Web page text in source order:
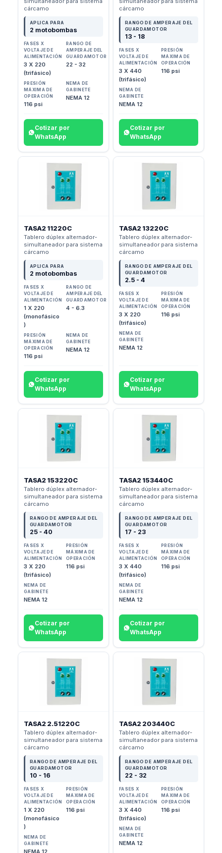
cárcamo
APLICA PARA
2 motobombas
FASES X
VOLTAJE DE
ALIMENTACIÓN
3 X 220
(trifásico)
RANGO DE
AMPERAJE DEL
GUARDAMOTOR
22 - 32
PRESIÓN
MÁXIMA DE
OPERACIÓN
116 psi
NEMA DE
GABINETE
NEMA 12
Cotizar por
WhatsApp
cárcamo
RANGO DE AMPERAJE DEL
GUARDAMOTOR
13 - 18
FASES X
VOLTAJE DE
ALIMENTACIÓN
3 X 440
(trifásico)
PRESIÓN
MÁXIMA DE
OPERACIÓN
116 psi
NEMA DE
GABINETE
NEMA 12
Cotizar por
WhatsApp
TASA2 11220C
Tablero dúplex alternador-
simultaneador para sistema
cárcamo
APLICA PARA
2 motobombas
FASES X
VOLTAJE DE
ALIMENTACIÓN
1 X 220
(monofásico
)
RANGO DE
AMPERAJE DEL
GUARDAMOTOR
4 - 6.3
PRESIÓN
MÁXIMA DE
OPERACIÓN
116 psi
NEMA DE
GABINETE
NEMA 12
Cotizar por
WhatsApp
TASA2 13220C
Tablero dúplex alternador-
simultaneador para sistema
cárcamo
RANGO DE AMPERAJE DEL
GUARDAMOTOR
2.5 - 4
FASES X
VOLTAJE DE
ALIMENTACIÓN
3 X 220
(trifásico)
PRESIÓN
MÁXIMA DE
OPERACIÓN
116 psi
NEMA DE
GABINETE
NEMA 12
Cotizar por
WhatsApp
TASA2 153220C
Tablero dúplex alternador-
simultaneador para sistema
cárcamo
RANGO DE AMPERAJE DEL
GUARDAMOTOR
25 - 40
FASES X
VOLTAJE DE
ALIMENTACIÓN
3 X 220
(trifásico)
PRESIÓN
MÁXIMA DE
OPERACIÓN
116 psi
NEMA DE
GABINETE
NEMA 12
Cotizar por
WhatsApp
TASA2 153440C
Tablero dúplex alternador-
simultaneador para sistema
cárcamo
RANGO DE AMPERAJE DEL
GUARDAMOTOR
17 - 23
FASES X
VOLTAJE DE
ALIMENTACIÓN
3 X 440
(trifásico)
PRESIÓN
MÁXIMA DE
OPERACIÓN
116 psi
NEMA DE
GABINETE
NEMA 12
Cotizar por
WhatsApp
TASA2 2.51220C
Tablero dúplex alternador-
simultaneador para sistema
cárcamo
RANGO DE AMPERAJE DEL
GUARDAMOTOR
10 - 16
FASES X
VOLTAJE DE
ALIMENTACIÓN
1 X 220
(monofásico
)
PRESIÓN
MÁXIMA DE
OPERACIÓN
116 psi
NEMA DE
GABINETE
NEMA 12
TASA2 203440C
Tablero dúplex alternador-
simultaneador para sistema
cárcamo
RANGO DE AMPERAJE DEL
GUARDAMOTOR
22 - 32
FASES X
VOLTAJE DE
ALIMENTACIÓN
3 X 440
(trifásico)
PRESIÓN
MÁXIMA DE
OPERACIÓN
116 psi
NEMA DE
GABINETE
NEMA 12